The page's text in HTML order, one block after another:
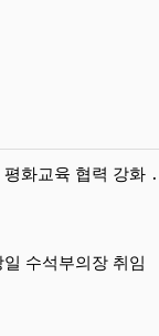
화교육 협력 강화
수석부의장 취임